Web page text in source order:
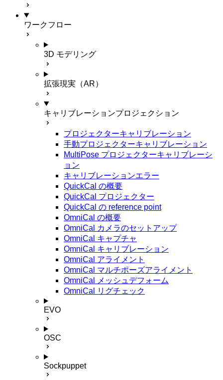
ワークフロー
3D モデリング
拡張現実（AR）
キャリブレーションプロジェクション
プロジェクターキャリブレーション
手動プロジェクターキャリブレーション
MultiPose プロジェクターキャリブレーシ
ョン
キャリブレーションエラー
QuickCal の概要
QuickCal プロジェクター
QuickCal の reference point
OmniCal の概要
OmniCal カメラのセットアップ
OmniCal キャプチャ
OmniCal キャリブレーション
OmniCal アライメント
OmniCal マルチポーズアライメント
OmniCal メッシュデフォーム
OmniCal リグチェック
EVO
OSC
Sockpuppet